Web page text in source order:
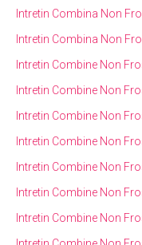
Intretin Combina Non
Intretin Combina Non
Intretin Combine Non
Intretin Combine Non
Intretin Combine Non
Intretin Combine Non
Intretin Combine Non
Intretin Combine Non
Intretin Combine Non